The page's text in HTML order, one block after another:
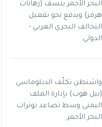
البحر الأحمر ينسف (رهانات
هرمز) ويدفع نحو تفعيل
التحالف البحري العربي -
الدولي
واشنطن تكلّف الدبلوماسي
(نيل هوب) بإدارة الملف
اليمني وسط تصاعد توترات
البحر الأحمر